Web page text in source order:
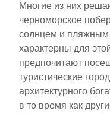
Многие из них
черноморское
солнцем и пляжным
характерны для
предпочитают
туристические
архитектурного
в то время как